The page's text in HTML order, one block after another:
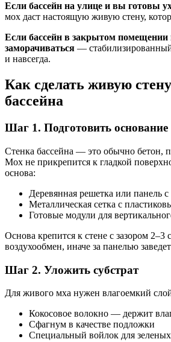
Если бассейн на улице и вы готовы
мох даст настоящую живую стену,
Если бассейн в закрытом помещении
заморачиваться —
и навсегда.
Как сделать живую
бассейна
Шаг 1. Подготовить основание
Стенка бассейна — это обычно бетон,
Мох не прикрепится к гладкой
основа:
Деревянная решетка или панель
Металлическая сетка с
Готовые модули для
Основа крепится к стене с зазором
воздухообмен, иначе за панелью
Шаг 2. Уложить субстрат
Для живого мха нужен влагоемкий
Кокосовое волокно — держит
Сфагнум в качестве подложки
Специальный войлок для зеленых